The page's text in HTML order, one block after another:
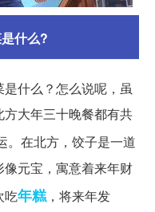
什么?
什么？怎么说呢，虽
大年三十晚餐都有共
。在北方，饺子是一道
元宝，寓意着来年财
吃年糕，将来年发